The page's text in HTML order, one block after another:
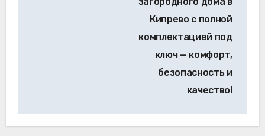
Кипрево с полной
комплектацией под
ключ — комфорт,
безопасность и
качество!